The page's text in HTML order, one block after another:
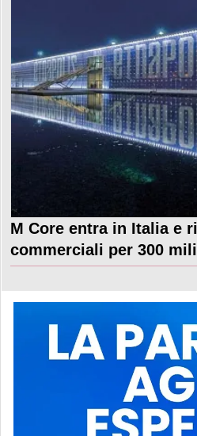
M Core entra in Italia e
commerciali per 300